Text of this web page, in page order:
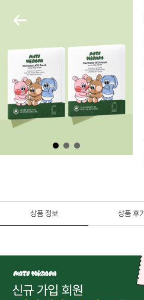
상품 정보 상품 후기